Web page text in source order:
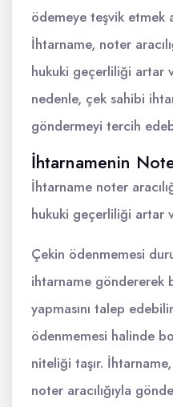
ödemeye teşvik etmek
İhtarname, noter
hukuki geçerliliği artar
nedenle, çek sahibi
göndermeyi tercih
İhtarnamenin
İhtarname noter
hukuki geçerliliği artar
Çekin ödenmemesi
ihtarname göndererek
yapmasını talep
ödenmemesi halinde
niteliği taşır.
noter aracılığıyla